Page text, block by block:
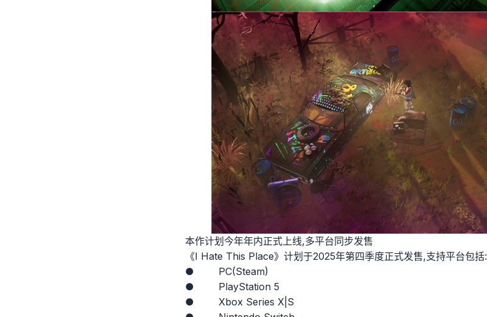
本作计划今年年内正式上线,多平台同步发售
《I Hate This Place》计划于2025年第四季度正式发售,支持平台包括:
● PC(Steam)
● PlayStation 5
● Xbox Series X|S